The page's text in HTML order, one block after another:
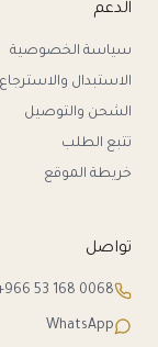
الدعم
سياسة الخصوصية
الاستبدال والاسترجاع
الشحن والتوصيل
تتبع الطلب
خريطة الموقع
تواصل
53 168 0068
WhatsApp